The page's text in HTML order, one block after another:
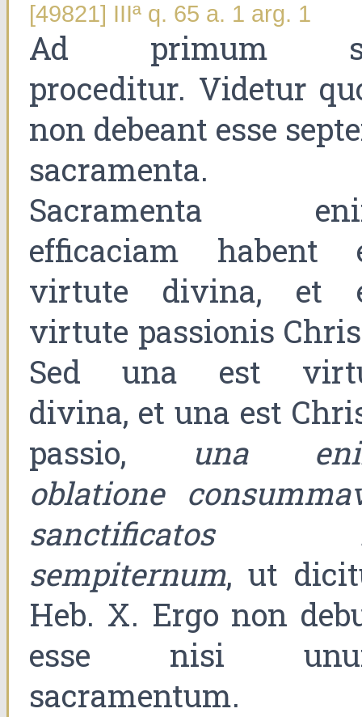
[49821] IIIª q. 65 a. 1 arg. 1
Ad primum
proceditur. Videtur
non debeant esse
sacramenta.
Sacramenta
efficaciam habent
virtute divina, et
virtute passionis
Sed una est
divina, et una est
passio, una
oblatione
sanctificatos
sempiternum, ut
Heb. X. Ergo non
esse nisi
sacramentum.